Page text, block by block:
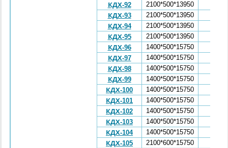
КДХ-92
2100*500*13950
КДХ-93
2100*500*13950
КДХ-94
2100*500*13950
КДХ-95
2100*500*13950
КДХ-96
1400*500*15750
КДХ-97
1400*500*15750
КДХ-98
1400*500*15750
КДХ-99
1400*500*15750
КДХ-100
1400*500*15750
КДХ-101
1400*500*15750
КДХ-102
1400*500*15750
КДХ-103
1400*500*15750
КДХ-104
1400*500*15750
КДХ-105
2100*600*15750